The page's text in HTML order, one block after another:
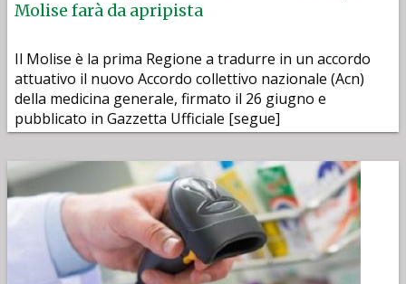
Molise farà da apripista
Il Molise è la prima Regione a tradurre in un accordo
attuativo il nuovo Accordo collettivo nazionale (Acn)
della medicina generale, firmato il 26 giugno e
pubblicato in Gazzetta Ufficiale [segue]